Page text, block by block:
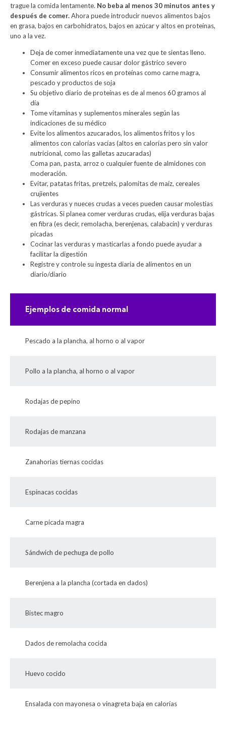
trague la comida lentamente. No beba al menos 30 minutos antes y
después de comer.Ahora puede introducir nuevos alimentos bajos
en grasa, bajos en carbohidratos, bajos en azúcar y altos en proteínas,
uno a la vez.
Deja de comer inmediatamente una vez que te sientas lleno.
Comer en exceso puede causar dolor gástrico severo
Consumir alimentos ricos en proteínas como carne magra,
pescado y productos de soja
Su objetivo diario de proteínas es de al menos 60 gramos al
día
Tome vitaminas y suplementos minerales según las
indicaciones de su médico
Evite los alimentos azucarados, los alimentos fritos y los
alimentos con calorías vacías (altos en calorías pero sin valor
nutricional, como las galletas azucaradas)
Coma pan, pasta, arroz o cualquier fuente de almidones con
moderación.
Evitar, patatas fritas, pretzels, palomitas de maíz, cereales
crujientes
Las verduras y nueces crudas a veces pueden causar molestias
gástricas. Si planea comer verduras crudas, elija verduras bajas
en fibra (es decir, remolacha, berenjenas, calabacín) y verduras
picadas
Cocinar las verduras y masticarlas a fondo puede ayudar a
facilitar la digestión
Registre y controle su ingesta diaria de alimentos en un
diario/diario
Ejemplos de comida normal
Pescado a la plancha, al horno o al vapor
Pollo a la plancha, al horno o al vapor
Rodajas de pepino
Rodajas de manzana
Zanahorias tiernas cocidas
Espinacas cocidas
Carne picada magra
Sándwich de pechuga de pollo
Berenjena a la plancha (cortada en dados)
Bistec magro
Dados de remolacha cocida
Huevo cocido
Ensalada con mayonesa o vinagreta baja en calorías